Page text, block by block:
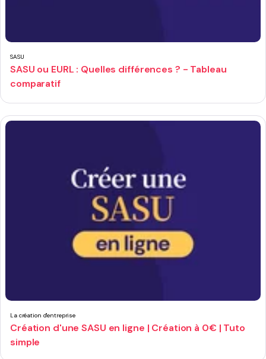
SASU
SASU ou EURL : Quelles différences ? - Tableau
comparatif
La création d'entreprise
Création d'une SASU en ligne | Création à 0€ | Tuto
simple